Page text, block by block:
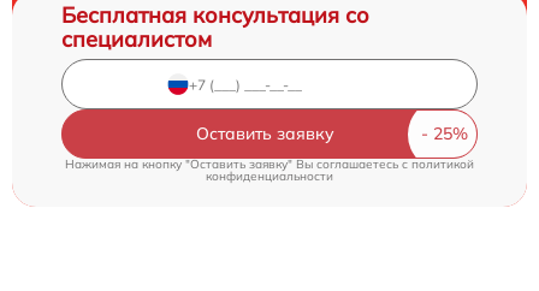
Бесплатная консультация со
специалистом
Оставить заявку
Нажимая на кнопку "Оставить заявку" Вы соглашаетесь c политикой
конфиденциальности